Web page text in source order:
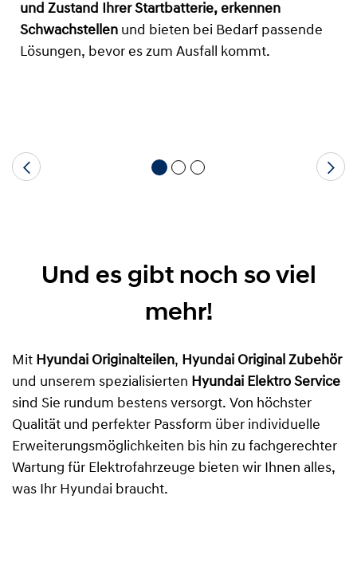
und Zustand Ihrer Startbatterie, erkennen
Schwachstellen und bieten bei Bedarf passende
Lösungen, bevor es zum Ausfall kommt.
Und es gibt noch so viel
mehr!
Mit Hyundai Originalteilen, Hyundai Original Zubehör
und unserem spezialisierten Hyundai Elektro Service
sind Sie rundum bestens versorgt. Von höchster
Qualität und perfekter Passform über individuelle
Erweiterungsmöglichkeiten bis hin zu fachgerechter
Wartung für Elektrofahrzeuge bieten wir Ihnen alles,
was Ihr Hyundai braucht.